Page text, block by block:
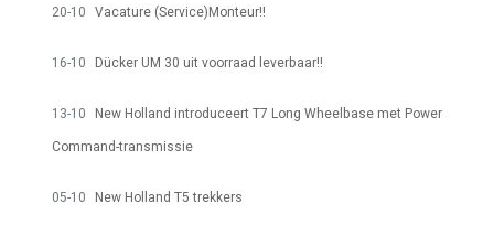
20-10 Vacature (Service)Monteur!!
16-10 Dücker UM 30 uit voorraad leverbaar!!
13-10 New Holland introduceert T7 Long Wheelbase met Power
Command-transmissie
05-10 New Holland T5 trekkers